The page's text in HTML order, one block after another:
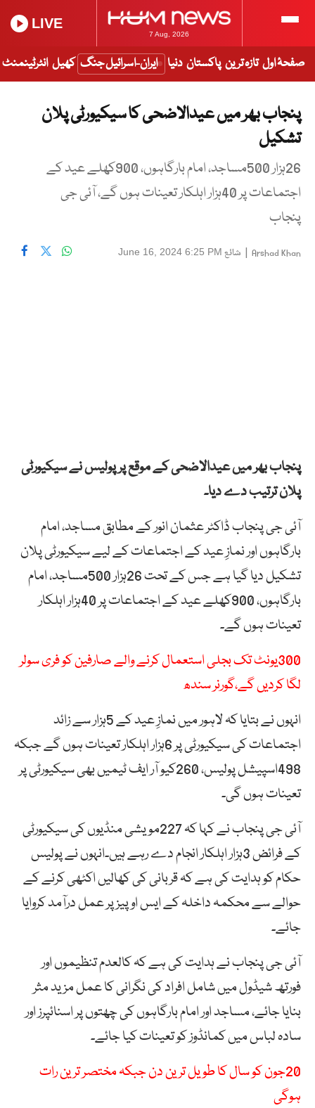
7 Aug, 2026
LIVE
صفحۂ اول تازہ ترین پاکستان دنیا ایران-اسرائیل جنگ کھیل انٹرٹینمنٹ
پنجاب بھر میں عیدالاضحی کا سیکیورٹی پلان
تشکیل
26ہزار 500مساجد، امام بارگاہوں، 900کھلے عید کے
اجتماعات پر 40ہزار اہلکار تعینات ہوں گے، آئی جی
پنجاب
Arshad Khan
| شائع June 16, 2024 6:25 PM
پنجاب بھر میں عیدالاضحی کے موقع پر پولیس نے سیکیورٹی
پلان ترتیب دے دیا۔
آئی جی پنجاب ڈاکٹر عثمان انور کے مطابق مساجد، امام
بارگاہوں اور نمازِ عید کے اجتماعات کے لیے سیکیورٹی پلان
تشکیل دیا گیا ہے جس کے تحت 26ہزار 500مساجد، امام
بارگاہوں، 900کھلے عید کے اجتماعات پر 40ہزار اہلکار
تعینات ہوں گے۔
300یونٹ تک بجلی استعمال کرنے والے صارفین کو فری سولر
لگا کردیں گے،گورنر سندھ
انہوں نے بتایا کہ لاہور میں نمازِ عید کے 5ہزار سے زائد
اجتماعات کی سیکیورٹی پر 6ہزار اہلکار تعینات ہوں گے جبکہ
498اسپیشل پولیس، 260کیو آر ایف ٹیمیں بھی سیکیورٹی پر
تعینات ہوں گی۔
آئی جی پنجاب نے کہا کہ 227مویشی منڈیوں کی سیکیورٹی
کے فرائض 3ہزار اہلکار انجام دے رہے ہیں۔انہوں نے پولیس
حکام کو ہدایت کی ہے کہ قربانی کی کھالیں اکٹھی کرنے کے
حوالے سے محکمہ داخلہ کے ایس او پیز پر عمل درآمد کروایا
جائے۔
آئی جی پنجاب نے ہدایت کی ہے کہ کالعدم تنظیموں اور
فورتھ شیڈول میں شامل افراد کی نگرانی کا عمل مزید مثر
بنایا جائے، مساجد اور امام بارگاہوں کی چھتوں پر اسنائپرز اور
سادہ لباس میں کمانڈوز کو تعینات کیا جائے۔
20جون کو سال کا طویل ترین دن جبکہ مختصر ترین رات
ہوگی